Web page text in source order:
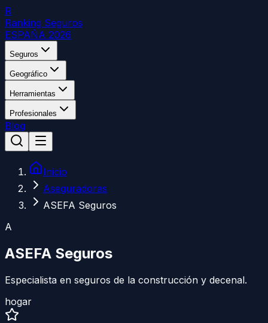
R
Ranking Seguros
ESPAÑA 2026
Seguros
Geográfico
Herramientas
Profesionales
Blog
Inicio
Aseguradoras
ASEFA Seguros
A
ASEFA Seguros
Especialista en seguros de la construcción y decenal.
hogar